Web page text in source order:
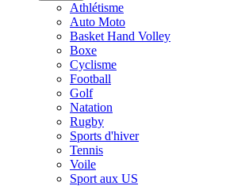
Athlétisme
Auto Moto
Basket Hand Volley
Boxe
Cyclisme
Football
Golf
Natation
Rugby
Sports d'hiver
Tennis
Voile
Sport aux US